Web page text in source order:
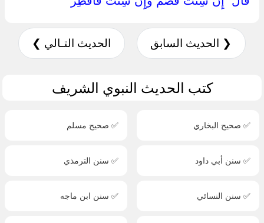
❮ الحديث السابق الحديث التـالي ❯
كتب الحديث النبوي الشريف
✅ صحيح البخاري ✅ صحيح مسلم
✅ سنن أبي داود ✅ سنن الترمذي
✅ سنن النسائي ✅ سنن ابن ماجه